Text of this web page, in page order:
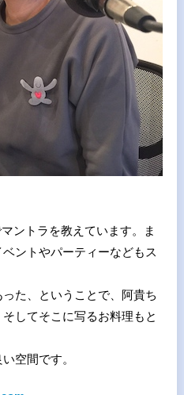
ントラを教えています。ま
ントやパーティーなどもス
た、ということで、阿貴ち
してそこに写るお料理もと
空間です。